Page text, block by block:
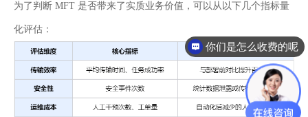
为了判断 MFT 是否带来了实质业务价值，可以从以下几个指标量
化评估：
你们是怎么收费的呢